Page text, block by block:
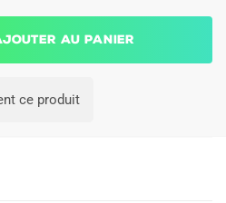
au panier
ce produit